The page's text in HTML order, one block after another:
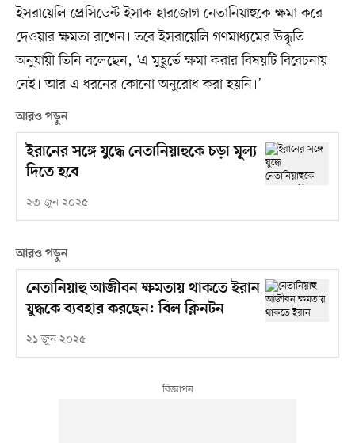
ইসরায়েলি প্রেসিডেন্ট ইসাক হারজোগ নেতানিয়াহুকে ক্ষমা করে
দেওয়ার ক্ষমতা রাখেন। তবে ইসরায়েলি গণমাধ্যমের উদ্ধৃতি
অনুযায়ী তিনি বলেছেন, ‘এ মুহূর্তে ক্ষমা করার বিষয়টি বিবেচনায়
নেই। আর এ ধরনের কোনো অনুরোধ করা হয়নি।’
আরও পড়ুন
ইরানের সঙ্গে যুদ্ধে নেতানিয়াহুকে চড়া মূল্য
দিতে হবে
২৩ জুন ২০২৫
আরও পড়ুন
নেতানিয়াহু আজীবন ক্ষমতায় থাকতে ইরান
যুদ্ধকে ব্যবহার করছেন: বিল ক্লিনটন
২১ জুন ২০২৫